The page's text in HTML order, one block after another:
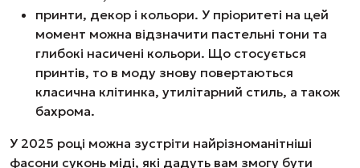
принти, декор і кольори. У пріоритеті на цей
момент можна відзначити пастельні тони та
глибокі насичені кольори. Що стосується
принтів, то в моду знову повертаються
класична клітинка, утилітарний стиль, а також
бахрома.
У 2025 році можна зустріти найрізноманітніші
фасони суконь міді, які дадуть вам змогу бути